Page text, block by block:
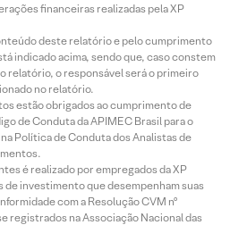
financeiras realizadas pela XP
deste relatório e pelo cumprimento
indicado acima, sendo que, caso constem
relatório, o responsável será o primeiro
no relatório.
estão obrigados ao cumprimento de
de Conduta da APIMEC Brasil para o
Política de Conduta dos Analistas de
é realizado por empregados da XP
investimento que desempenham suas
com a Resolução CVM nº
registrados na Associação Nacional das